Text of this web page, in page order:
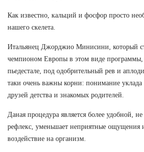
Как известно, кальций и фосфор просто
нашего скелета.
Итальянец Джорджио Минисини, который
чемпионом Европы в этом виде программы,
пьедестале, под одобрительный рев и
таки очень важны корни: понимание
друзей детства и знакомых родителей.
Даная процедура является более удобной,
рефлекс, уменьшает неприятные ощущения
воздействие на организм.